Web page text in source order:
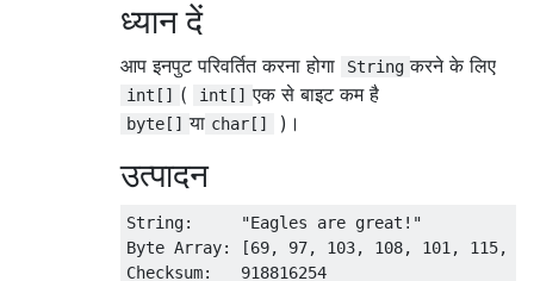
ध्यान दें
आप इनपुट परिवर्तित करना होगा String करने के लिए
int[] ( int[] एक से बाइट कम है
byte[] या char[] )।
उत्पादन
String:     "Eagles are great!"
Byte Array: [69, 97, 103, 108, 101, 115,
Checksum:   918816254